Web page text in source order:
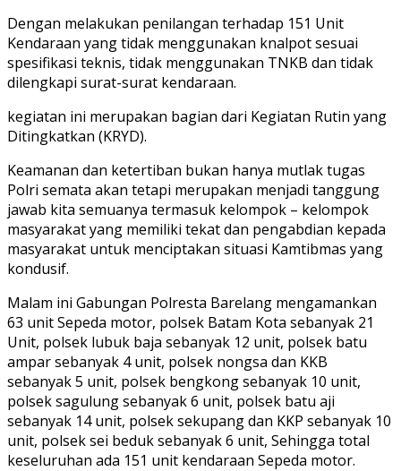
Dengan melakukan penilangan terhadap 151 Unit
Kendaraan yang tidak menggunakan knalpot sesuai
spesifikasi teknis, tidak menggunakan TNKB dan tidak
dilengkapi surat-surat kendaraan.
kegiatan ini merupakan bagian dari Kegiatan Rutin yang
Ditingkatkan (KRYD).
Keamanan dan ketertiban bukan hanya mutlak tugas
Polri semata akan tetapi merupakan menjadi tanggung
jawab kita semuanya termasuk kelompok – kelompok
masyarakat yang memiliki tekat dan pengabdian kepada
masyarakat untuk menciptakan situasi Kamtibmas yang
kondusif.
Malam ini Gabungan Polresta Barelang mengamankan
63 unit Sepeda motor, polsek Batam Kota sebanyak 21
Unit, polsek lubuk baja sebanyak 12 unit, polsek batu
ampar sebanyak 4 unit, polsek nongsa dan KKB
sebanyak 5 unit, polsek bengkong sebanyak 10 unit,
polsek sagulung sebanyak 6 unit, polsek batu aji
sebanyak 14 unit, polsek sekupang dan KKP sebanyak 10
unit, polsek sei beduk sebanyak 6 unit, Sehingga total
keseluruhan ada 151 unit kendaraan Sepeda motor.